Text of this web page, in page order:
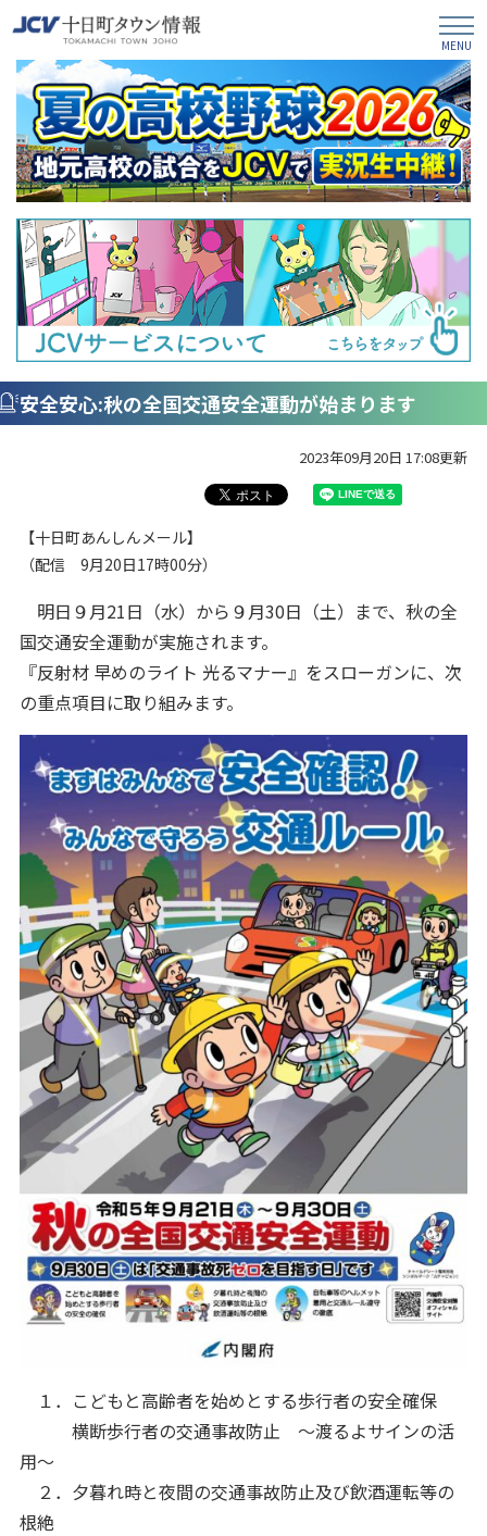
安全安心:秋の全国交通安全運動が始まります
2023年09月20日 17:08更新
【十日町あんしんメール】
（配信 9月20日17時00分）
明日９月21日（水）から９月30日（土）まで、秋の全
国交通安全運動が実施されます。
『反射材 早めのライト 光るマナー』をスローガンに、次
の重点項目に取り組みます。
１．こどもと高齢者を始めとする歩行者の安全確保
横断歩行者の交通事故防止 〜渡るよサインの活
用〜
２．夕暮れ時と夜間の交通事故防止及び飲酒運転等の
根絶